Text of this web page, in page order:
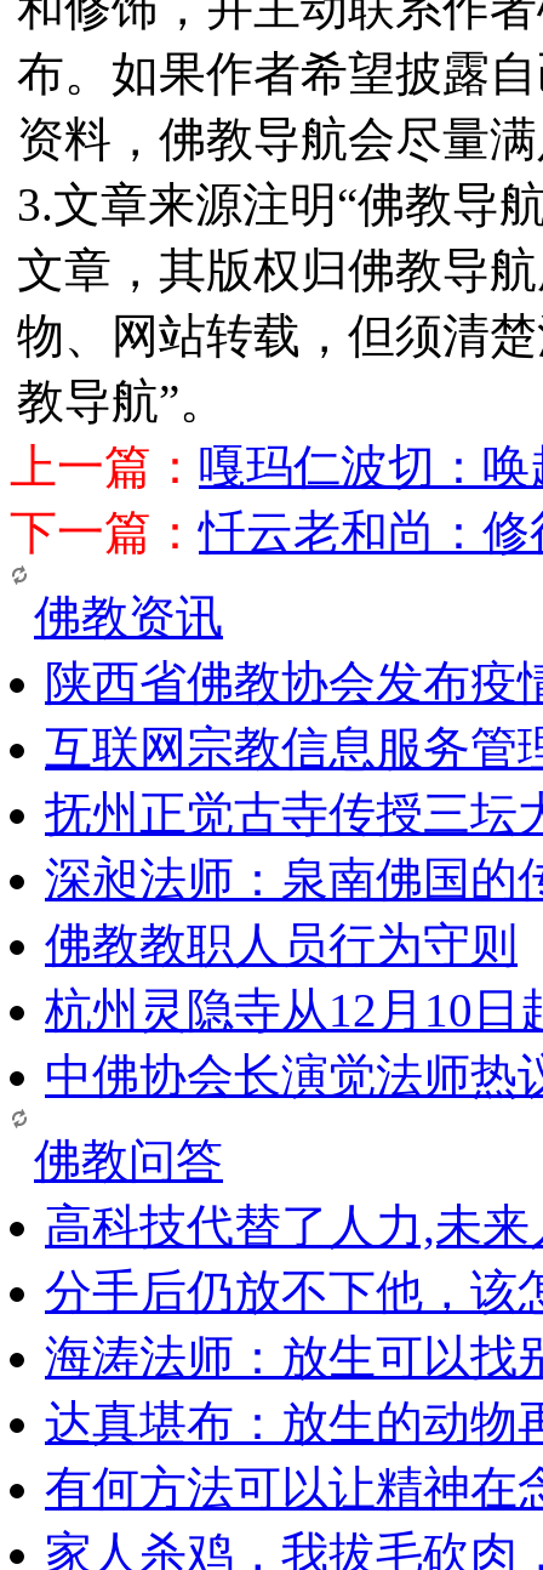
布。如果作者希望披露
资料，佛教导航会尽量
3.文章来源注明“佛教导
文章，其版权归佛教导
物、网站转载，但须清
教导航”。
上一篇： 嘎玛仁波切：
下一篇：忏云老和尚：
佛教资讯
陕西省佛教协会发布疫
互联网宗教信息服务管
抚州正觉古寺传授三坛
深昶法师：泉南佛国的
佛教教职人员行为守则
杭州灵隐寺从12月10日
中佛协会长演觉法师热
佛教问答
高科技代替了人力,未
分手后仍放不下他，该
海涛法师：放生可以找
达真堪布：放生的动物
有何方法可以让精神在
家人杀鸡，我拔毛砍肉